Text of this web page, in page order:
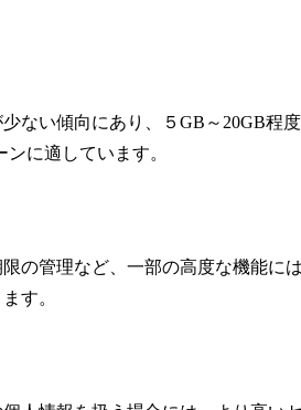
ない傾向にあり、５GB～20GB程
に適しています。
の管理など、一部の高度な機能に
す。